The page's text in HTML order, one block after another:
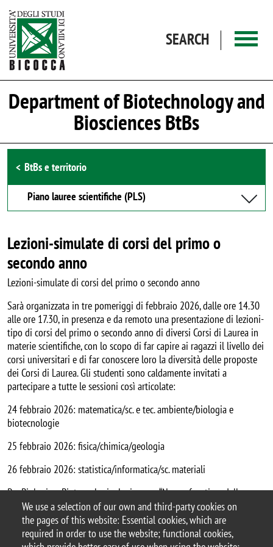
We use a selection of our own and third-party cookies on
the pages of this website: Essential cookies, which are
required in order to use the website; functional cookies,
SEARCH
Department of Biotechnology and
Biosciences BtBs
Browse the section
BtBs e territorio
Piano lauree scientifiche (PLS)
Lezioni-simulate di corsi del primo o
secondo anno
Lezioni-simulate di corsi del primo o secondo anno
Sarà organizzata in tre pomeriggi di febbraio 2026, dalle ore 14.30
alle ore 17.30, in presenza e da remoto una presentazione di lezioni-
tipo di corsi del primo o secondo anno di diversi Corsi di Laurea in
materie scientifiche, con lo scopo di far capire ai ragazzi il livello dei
corsi universitari e di far conoscere loro la diversità delle proposte
dei Corsi di Laurea. Gli studenti sono caldamente invitati a
partecipare a tutte le sessioni così articolate:
24 febbraio 2026: matematica/sc. e tec. ambiente/biologia e
biotecnologie
25 febbraio 2026: fisica/chimica/geologia
26 febbraio 2026: statistica/informatica/sc. materiali
Per Biologia e Biotecnologie: Lezione su “Nuove frontiere della
genetica nell’era post-genomica” della Prof.ssa Michela Clerici
Referente della iniziativa: Prof.ssa Laura D'Alfonso
laura.dalfonso@unimib.it)